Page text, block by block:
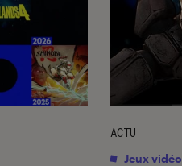
ACTU
Jeux vidéo